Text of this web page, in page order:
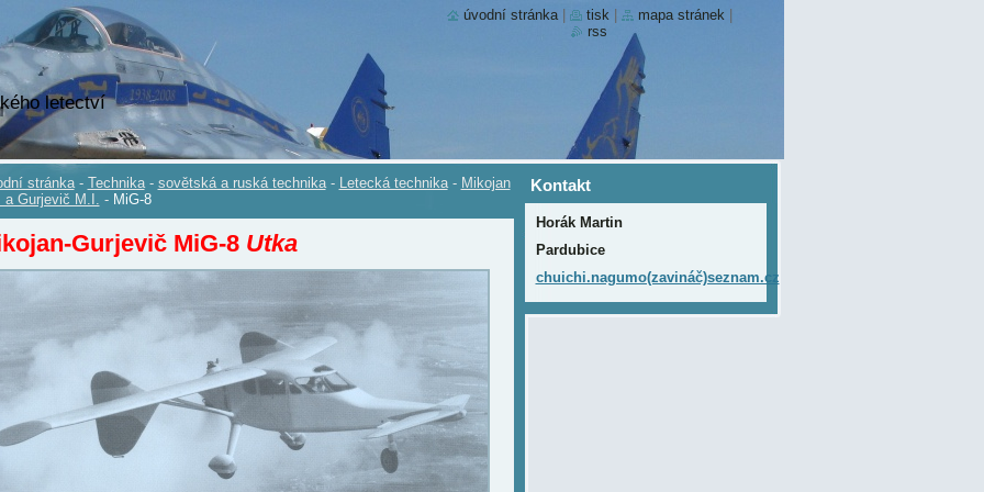
letectví
stránka - Technika - sovětská a ruská technika - Letecká technika - Mikojan
a Gurjevič M.I. - MiG-8
Gurjevič MiG-8 Utka
Kontakt
Horák Martin
Pardubice
chuichi.nagumo(zavináč)seznam.cz
úvodní stránka tisk mapa stránek
rss